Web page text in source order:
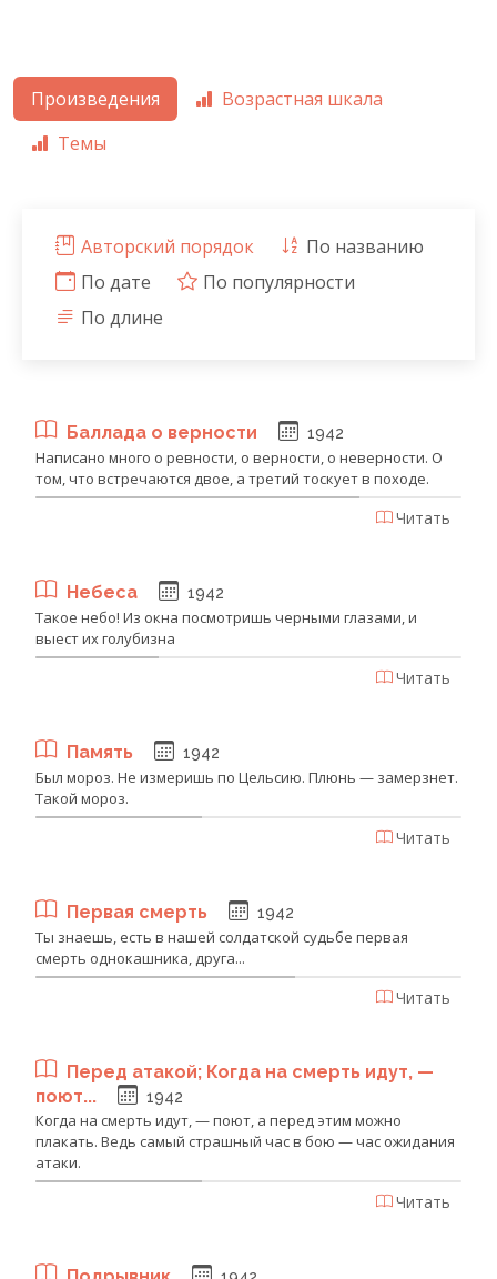
Произведения
Возрастная шкала
Темы
Авторский порядок
По названию
По дате
По популярности
По длине
Баллада о верности 1942
Написано много о ревности, о верности, о неверности. О
том, что встречаются двое, а третий тоскует в походе.
Читать
Небеса 1942
Такое небо! Из окна посмотришь черными глазами, и
выест их голубизна
Читать
Память 1942
Был мороз. Не измеришь по Цельсию. Плюнь — замерзнет.
Такой мороз.
Читать
Первая смерть 1942
Ты знаешь, есть в нашей солдатской судьбе первая
смерть однокашника, друга...
Читать
Перед атакой; Когда на смерть идут, —
поют...
1942
Когда на смерть идут, — поют, а перед этим можно
плакать. Ведь самый страшный час в бою — час ожидания
атаки.
Читать